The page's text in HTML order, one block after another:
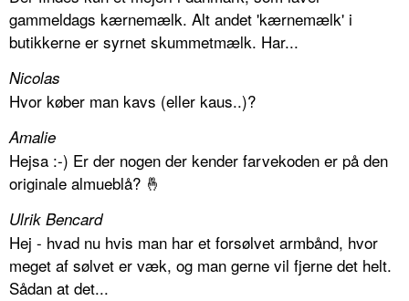
gammeldags kærnemælk. Alt andet 'kærnemælk' i
butikkerne er syrnet skummetmælk. Har...
Nicolas
Hvor køber man kavs (eller kaus..)?
Amalie
Hejsa :-) Er der nogen der kender farvekoden er på den
originale almueblå? 🤞
Ulrik Bencard
Hej - hvad nu hvis man har et forsølvet armbånd, hvor
meget af sølvet er væk, og man gerne vil fjerne det helt.
Sådan at det...